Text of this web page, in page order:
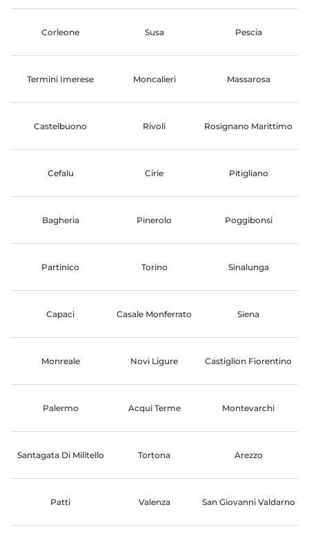
Corleone Susa Pescia
Termini Imerese Moncalieri Massarosa
Castelbuono Rivoli Rosignano Marittimo
Cefalu Cirie Pitigliano
Bagheria Pinerolo Poggibonsi
Partinico Torino Sinalunga
Capaci Casale Monferrato Siena
Monreale Novi Ligure Castiglion Fiorentino
Palermo Acqui Terme Montevarchi
Santagata Di Militello Tortona Arezzo
Patti Valenza San Giovanni Valdarno